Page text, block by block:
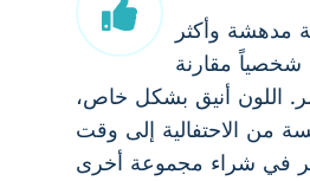
مدهشة وأكثر
شخصياً مقارنة
اللون أنيق بشكل خاص،
من الاحتفالية إلى وقت
في شراء مجموعة أخرى